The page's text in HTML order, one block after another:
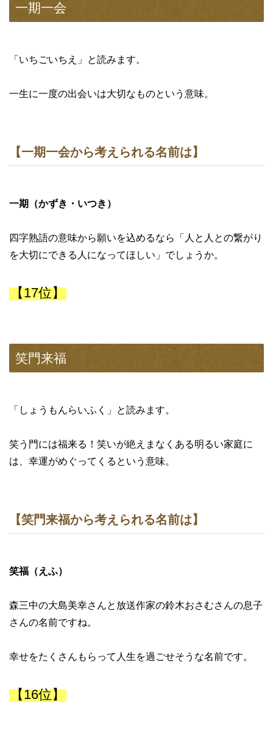
一期一会
「いちごいちえ」と読みます。
一生に一度の出会いは大切なものという意味。
【一期一会から考えられる名前は】
一期（かずき・いつき）
四字熟語の意味から願いを込めるなら「人と人との繋がり
を大切にできる人になってほしい」でしょうか。
【17位】
笑門来福
「しょうもんらいふく」と読みます。
笑う門には福来る！笑いが絶えまなくある明るい家庭に
は、幸運がめぐってくるという意味。
【笑門来福から考えられる名前は】
笑福（えふ）
森三中の大島美幸さんと放送作家の鈴木おさむさんの息子
さんの名前ですね。
幸せをたくさんもらって人生を過ごせそうな名前です。
【16位】